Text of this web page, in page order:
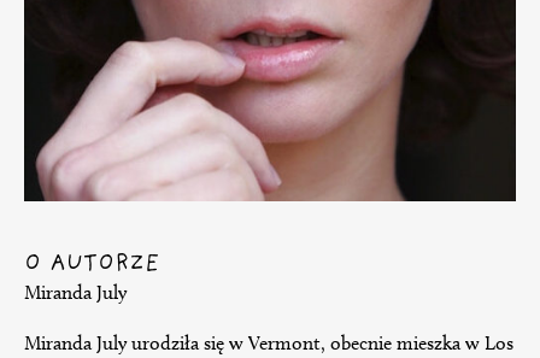
O AUTORZE
Miranda July
Miranda July urodziła się w Vermont, obecnie mieszka w Los